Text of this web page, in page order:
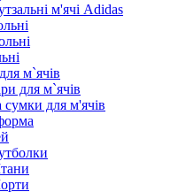
м'ячі Adidas
м`ячів
для м`ячів
сумки для м'ячів